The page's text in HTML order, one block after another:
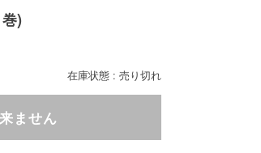
)
在庫状態 : 売り切れ
ません